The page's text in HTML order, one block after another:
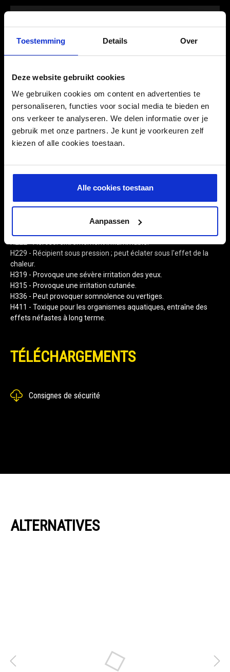
Toestemming Details Over
Deze website gebruikt cookies
We gebruiken cookies om content en advertenties te
personaliseren, functies voor social media te bieden en
ons verkeer te analyseren. We delen informatie over je
gebruik met onze partners. Je kunt je voorkeuren zelf
kiezen of alle cookies toestaan.
Alle cookies toestaan
Aanpassen
EAN 0070382014698
Intrastat 34059010
SKU
UFI-code W100-F7JQ-M90H-SY4G
MENTIONS DE DANGER
H222 - Aérosol extrêmement inflammable.
H229 - Récipient sous pression ; peut éclater sous l'effet de la
chaleur.
H319 - Provoque une sévère irritation des yeux.
H315 - Provoque une irritation cutanée.
H336 - Peut provoquer somnolence ou vertiges.
H411 - Toxique pour les organismes aquatiques, entraîne des
effets néfastes à long terme.
TÉLÉCHARGEMENTS
Consignes de sécurité
ALTERNATIVES